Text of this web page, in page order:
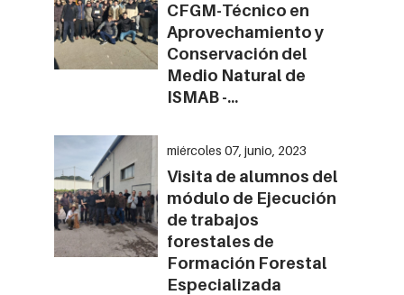
CFGM-Técnico en
Aprovechamiento y
Conservación del
Medio Natural de
ISMAB -...
miércoles 07, junio, 2023
Visita de alumnos del
módulo de Ejecución
de trabajos
forestales de
Formación Forestal
Especializada